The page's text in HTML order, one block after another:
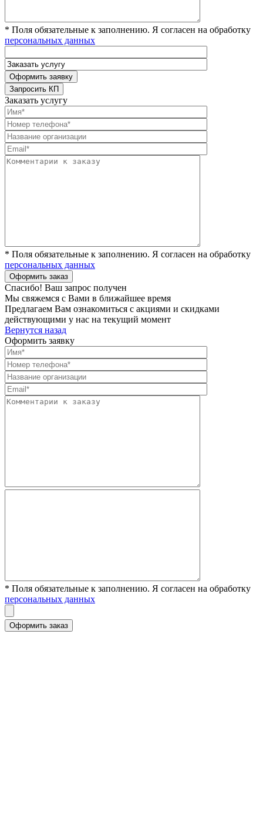
* Поля обязательные к заполнению. Я согласен на обработку
персональных данных
Заказать услугу
* Поля обязательные к заполнению. Я согласен на обработку
персональных данных
Спасибо! Ваш запрос получен
Мы свяжемся с Вами в ближайшее время
Предлагаем Вам ознакомиться с акциями и скидками
действующими у нас на текущий момент
Вернутся назад
Оформить заявку
* Поля обязательные к заполнению. Я согласен на обработку
персональных данных